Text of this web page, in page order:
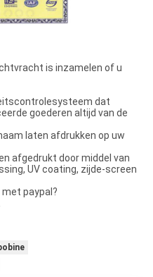
is inzamelen of u
dat
goederen altijd van de
laten afdrukken op uw
afgedrukt door middel van
UV coating, zijde-screen
paypal?